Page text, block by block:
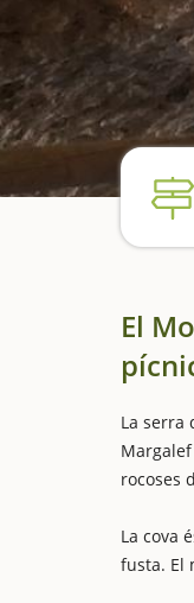
El
La serra
rocoses
La cova
fusta. El